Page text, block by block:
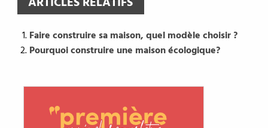
Faire construire sa maison, quel modèle choisir ?
Pourquoi construire une maison écologique?